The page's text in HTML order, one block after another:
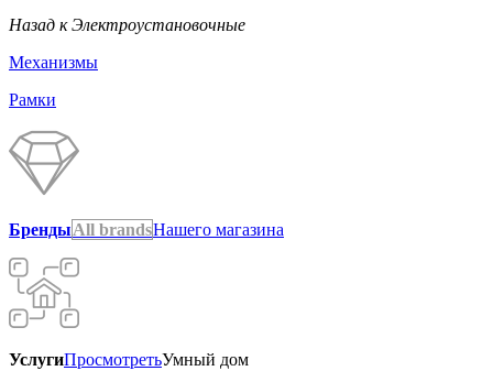
Назад к Электроустановочные
Механизмы
Рамки
БрендыAll brandsНашего магазина
УслугиПросмотретьУмный дом